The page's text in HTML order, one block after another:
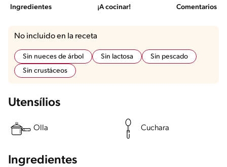
Ingredientes ¡A cocinar! Comentarios
No incluido en la receta
Sin nueces de árbol Sin lactosa
Sin pescado
Sin crustáceos
Utensílios
Olla Cuchara
Ingredientes